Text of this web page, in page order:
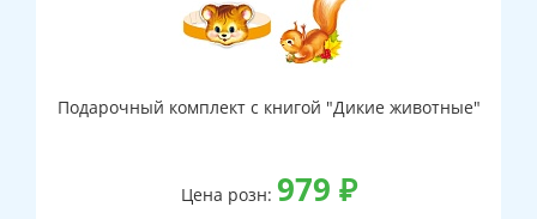
Подарочный комплект с книгой "Дикие животные"
Цена розн: 979 ₽